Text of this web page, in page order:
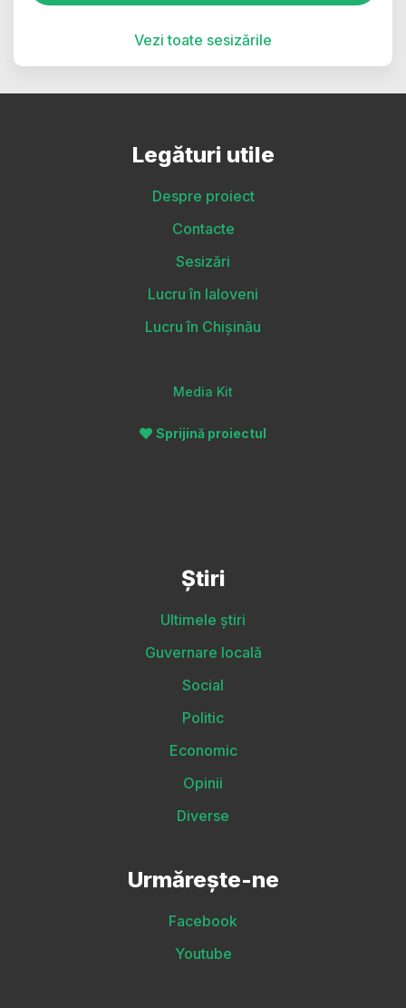
Vezi toate sesizările
Legături utile
Despre proiect
Contacte
Sesizări
Lucru în Ialoveni
Lucru în Chișinău
Media Kit
Sprijină proiectul
Știri
Ultimele știri
Guvernare locală
Social
Politic
Economic
Opinii
Diverse
Urmărește-ne
Facebook
Youtube